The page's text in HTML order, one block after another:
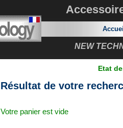
NEW
Etat
Résultat de votre
Votre panier est vide